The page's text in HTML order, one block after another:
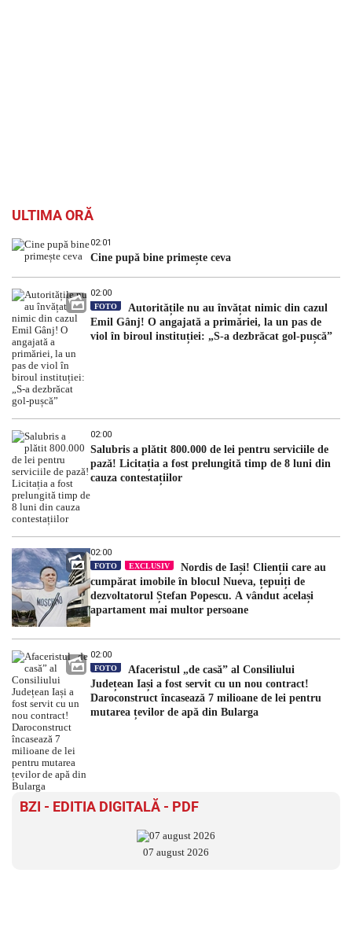
ULTIMA ORĂ
02:01
Cine pupă bine primește ceva
02:00
FOTO
Autoritățile nu au învățat nimic din cazul
Emil Gânj! O angajată a primăriei, la un pas de
viol în biroul instituției: „S-a dezbrăcat gol-pușcă”
02:00
Salubris a plătit 800.000 de lei pentru serviciile de
pază! Licitația a fost prelungită timp de 8 luni din
cauza contestațiilor
02:00
FOTO EXCLUSIV
Nordis de Iași! Clienții care au
cumpărat imobile în blocul Nueva, țepuiți de
dezvoltatorul Ștefan Popescu. A vândut același
apartament mai multor persoane
02:00
FOTO
Afaceristul „de casă” al Consiliului
Județean Iași a fost servit cu un nou contract!
Daroconstruct încasează 7 milioane de lei pentru
mutarea țevilor de apă din Bularga
BZI - EDITIA DIGITALĂ - PDF
07 august 2026